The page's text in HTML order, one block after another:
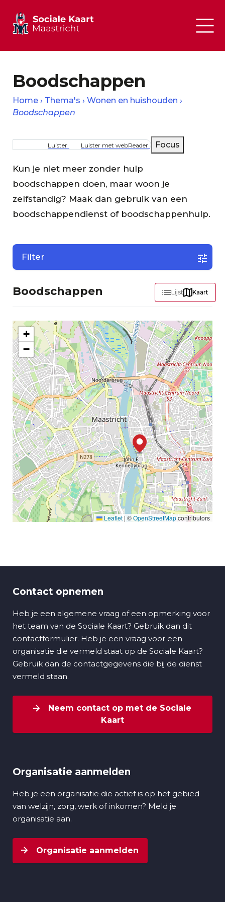
Boodschappen
Home Thema's
Wonen en huishouden
Boodschappen
Luister Luister met webReader Focus
Kun je niet meer zonder hulp
boodschappen doen, maar woon je
zelfstandig? Maak dan gebruik van een
boodschappendienst of boodschappenhulp.
Filter
Boodschappen Lijst Kaart
+
−
Leaflet | ©OpenStreetMapcontributors
Contact opnemen
Heb je een algemene vraag of een opmerking voor
het team van de Sociale Kaart? Gebruik dan dit
contactformulier. Heb je een vraag voor een
organisatie die vermeld staat op de Sociale Kaart?
Gebruik dan de contactgegevens die bij de dienst
vermeld staan.
Neem contact op met de Sociale
Kaart
Organisatie aanmelden
Heb je een organisatie die actief is op het gebied
van welzijn, zorg, werk of inkomen? Meld je
organisatie aan.
Organisatie aanmelden